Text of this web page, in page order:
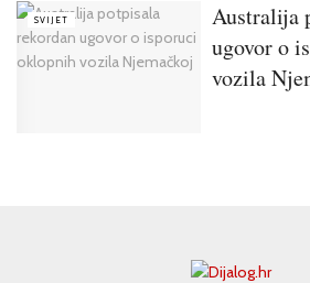
SVIJET
Australija
ugovor o
vozila